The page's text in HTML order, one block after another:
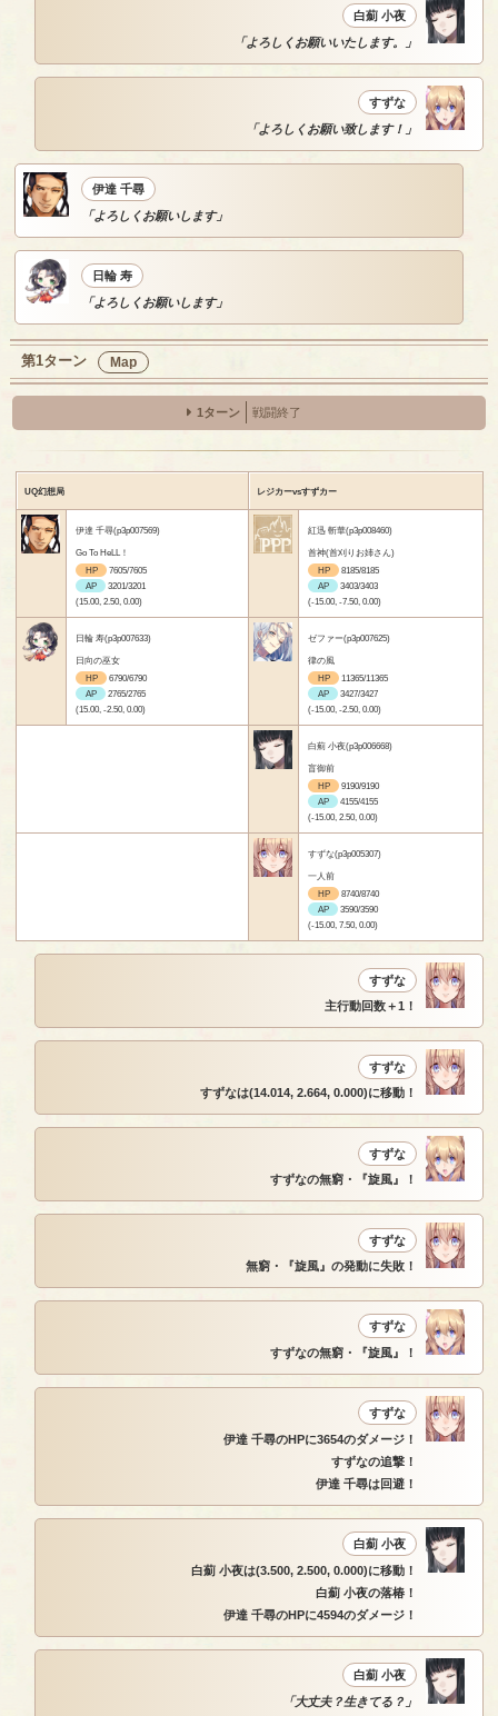
白薊 小夜
「よろしくお願いいたします。」
すずな
「よろしくお願い致します！」
伊達 千尋
「よろしくお願いします」
日輪 寿
「よろしくお願いします」
第1ターン Map
1ターン 戦闘終了
UQ幻想局 レジカーvsすずカー
伊達 千尋(p3p007569)
Go To HeLL！
HP
7605/7605
AP
3201/3201
(15.00, 2.50, 0.00)
紅迅 斬華(p3p008460)
首神(首刈りお姉さん)
HP
8185/8185
AP
3403/3403
(-15.00, -7.50, 0.00)
日輪 寿(p3p007633)
日向の巫女
HP
6790/6790
AP
2765/2765
(15.00, -2.50, 0.00)
ゼファー(p3p007625)
律の風
HP
11365/11365
AP
3427/3427
(-15.00, -2.50, 0.00)
白薊 小夜(p3p006668)
盲御前
HP
9190/9190
AP
4155/4155
(-15.00, 2.50, 0.00)
すずな(p3p005307)
一人前
HP
8740/8740
AP
3590/3590
(-15.00, 7.50, 0.00)
すずな
主行動回数＋1！
すずな
すずなは(14.014, 2.664, 0.000)に移動！
すずな
すずなの無窮・『旋風』！
すずな
無窮・『旋風』の発動に失敗！
すずな
すずなの無窮・『旋風』！
すずな
伊達 千尋のHPに3654のダメージ！
すずなの追撃！
伊達 千尋は回避！
白薊 小夜
白薊 小夜は(3.500, 2.500, 0.000)に移動！
白薊 小夜の落椿！
伊達 千尋のHPに4594のダメージ！
白薊 小夜
「大丈夫？生きてる？」